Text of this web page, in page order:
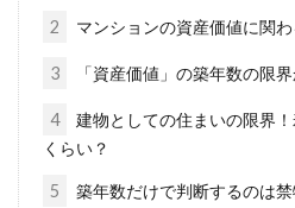
マンション
和室へリ
分譲マンショ
2 マンションの資産価値に関
3 「資産価値」の築年数の限
4
建物としての住まいの限界
くらい？
5
築年数だけで判断するのは